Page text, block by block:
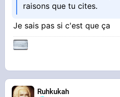
raisons que tu cites.
Je sais pas si c'est que ça
Ruhkukah